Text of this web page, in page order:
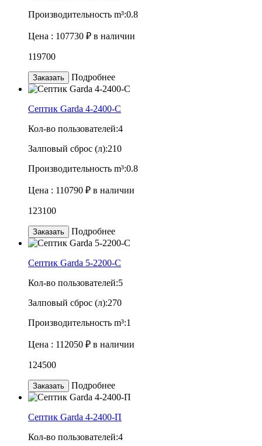
Производительность m³:0.8
Цена : 107730 ₽ в наличии
119700
Заказать Подробнее
Септик Garda 4-2400-C
Кол-во пользователей:4
Залповый сброс (л):210
Производительность m³:0.8
Цена : 110790 ₽ в наличии
123100
Заказать Подробнее
Септик Garda 5-2200-C
Кол-во пользователей:5
Залповый сброс (л):270
Производительность m³:1
Цена : 112050 ₽ в наличии
124500
Заказать Подробнее
Септик Garda 4-2400-П
Кол-во пользователей:4